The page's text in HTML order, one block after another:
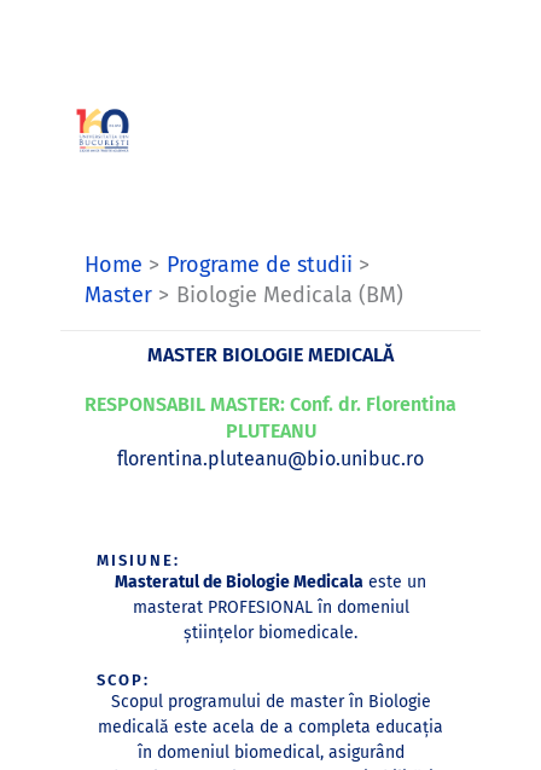
Home
Programe de studii
Master
Biologie Medicala (BM)
MASTER BIOLOGIE MEDICALĂ
RESPONSABIL MASTER: Conf. dr. Florentina
PLUTEANU
florentina.pluteanu@bio.unibuc.ro
MISIUNE:
Masteratul de Biologie Medicala este un
masterat PROFESIONAL în domeniul
științelor biomedicale.
SCOP:
Scopul programului de masterîn Biologie
medicală este acela de a completa educația
în domeniul biomedical, asigurând